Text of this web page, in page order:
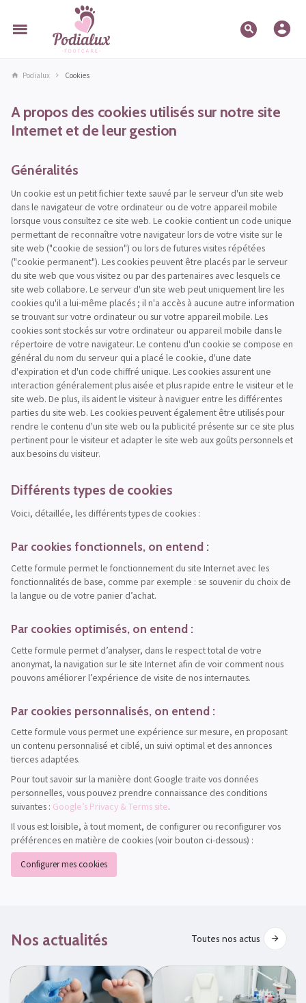
Podialux Cookies
A propos des cookies utilisés sur notre site
Internet et de leur gestion
Généralités
Un cookie est un petit fichier texte sauvé par le serveur d'un site web
dans le navigateur de votre ordinateur ou de votre appareil mobile
lorsque vous consultez ce site web. Le cookie contient un code unique
permettant de reconnaître votre navigateur lors de votre visite sur le
site web ("cookie de session") ou lors de futures visites répétées
("cookie permanent"). Les cookies peuvent être placés par le serveur
du site web que vous visitez ou par des partenaires avec lesquels ce
site web collabore. Le serveur d'un site web peut uniquement lire les
cookies qu'il a lui-même placés ; il n'a accès à aucune autre information
se trouvant sur votre ordinateur ou sur votre appareil mobile. Les
cookies sont stockés sur votre ordinateur ou appareil mobile dans le
répertoire de votre navigateur. Le contenu d'un cookie se compose en
général du nom du serveur qui a placé le cookie, d'une date
d'expiration et d'un code chiffré unique. Les cookies assurent une
interaction généralement plus aisée et plus rapide entre le visiteur et le
site web. De plus, ils aident le visiteur à naviguer entre les différentes
parties du site web. Les cookies peuvent également être utilisés pour
rendre le contenu d'un site web ou la publicité présente sur ce site plus
pertinent pour le visiteur et adapter le site web aux goûts personnels et
aux besoins du visiteur.
Différents types de cookies
Voici, détaillée, les différents types de cookies :
Par cookies fonctionnels, on entend :
Cette formule permet le fonctionnement du site Internet avec les
fonctionnalités de base, comme par exemple : se souvenir du choix de
la langue ou de votre panier d’achat.
Par cookies optimisés, on entend :
Cette formule permet d’analyser, dans le respect total de votre
anonymat, la navigation sur le site Internet afin de voir comment nous
pouvons améliorer l’expérience de visite de nos internautes.
Par cookies personnalisés, on entend :
Cette formule vous permet une expérience sur mesure, en proposant
un contenu personnalisé et ciblé, un suivi optimal et des annonces
tierces adaptées.
Pour tout savoir sur la manière dont Google traite vos données
personnelles, vous pouvez prendre connaissance des conditions
suivantes : Google’s Privacy & Terms site.
Il vous est loisible, à tout moment, de configurer ou reconfigurer vos
préférences en matière de cookies (voir bouton ci-dessous) :
Configurer mes cookies
Nos actualités Toutes nos actus